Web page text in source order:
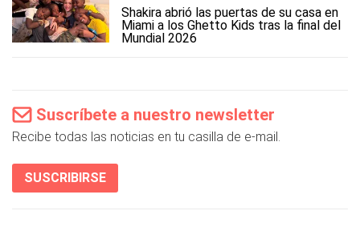
Shakira abrió las puertas de su casa en
Miami a los Ghetto Kids tras la final del
Mundial 2026
Suscríbete a nuestro newsletter
Recibe todas las noticias en tu casilla de e-mail.
SUSCRIBIRSE